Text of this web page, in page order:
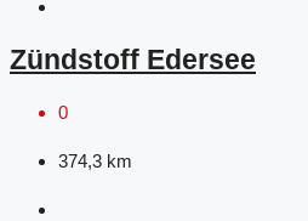
Zündstoff Edersee
0
374,3 km